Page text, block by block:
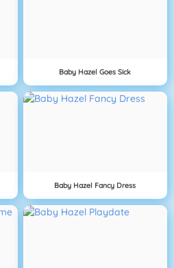
Baby Hazel Goes Sick
Baby Hazel Fancy Dress